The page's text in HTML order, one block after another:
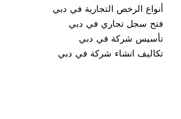
أنواع الرخص التجارية في دبي
فتح سجل تجاري في دبي
تأسيس شركة في دبي
تكاليف انشاء شركة في دبي